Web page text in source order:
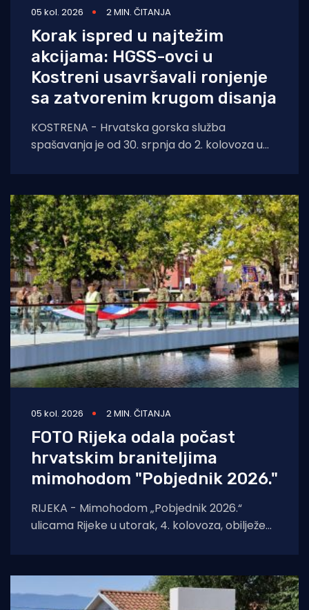
05 kol. 2026 2 MIN. ČITANJA
Korak ispred u najtežim
akcijama: HGSS-ovci u
Kostreni usavršavali ronjenje
sa zatvorenim krugom disanja
KOSTRENA - Hrvatska gorska služba
spašavanja je od 30. srpnja do 2. kolovoza u
05 kol. 2026 2 MIN. ČITANJA
FOTO Rijeka odala počast
hrvatskim braniteljima
mimohodom "Pobjednik 2026."
RIJEKA - Mimohodom „Pobjednik 2026.“
ulicama Rijeke u utorak, 4. kolovoza, obilježeni